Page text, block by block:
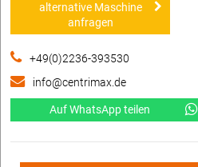
alternative Maschine
anfragen
+49(0)2236-393530
info@centrimax.de
Auf WhatsApp teilen